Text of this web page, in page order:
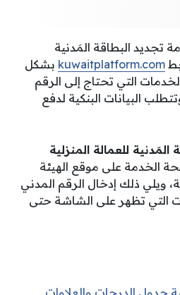
تجديد البطاقة المَدنية
kuwaitplatform.com بشكل
التي تحتاج إلى الرقم
البيانات البنكية لدفع
للعمالة المنزلية
الخدمة على موقع الهيئة
ويلي ذلك إدخال الرقم المدني
التي تظهر على الشاشة حتى